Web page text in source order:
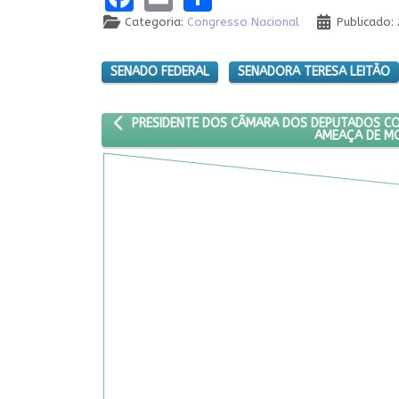
Categoria: Congresso Nacional Publicado:
SENADO FEDERAL SENADORA TERESA LEITÃO
ARTIGO ANTERIOR: PRESIDENTE DOS CÂMARA
PRESIDENTE DOS CÂMARA DOS DEPUTADOS
AMEAÇA DE